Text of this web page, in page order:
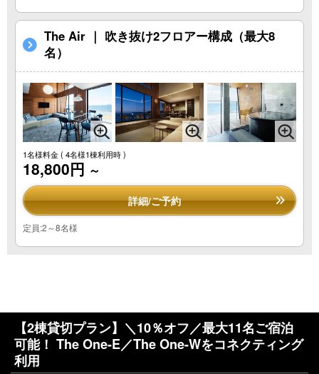
The Air ｜ 吹き抜け2フロアー構成（最大8
名）
1名様料金( 4名様1棟利用時 )
18,800円 ～
詳細/ご予約
定員:2～8名様
【2棟貸切プラン】＼10％オフ／最大11名ご宿泊
可能！ The One-E／The One-Wをコネクティング
利用